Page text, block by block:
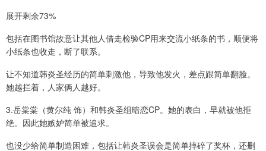
展开剩余73%
包括在图书馆故意让其他人借走检验CP用来交流小纸条的书，顺便将
小纸条也收走，断了联系。
让不知道韩炎圣经历的简单刺激他，导致他发火，差点跟简单翻脸。
她越拦着，人家俩人越好。
3.岳棠棠（黄尔纯 饰）和韩炎圣组暗恋CP。她的表白，早就被他拒
绝。因此她嫉妒简单被追求。
也没少给简单制造困难，包括让韩炎圣误会是简单摔碎了奖杯，还删